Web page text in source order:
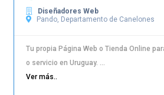
Diseñadores Web
Pando, Departamento de Canelones
Tu propia Página Web o Tienda Online
o servicio en Uruguay. ...
Ver más..